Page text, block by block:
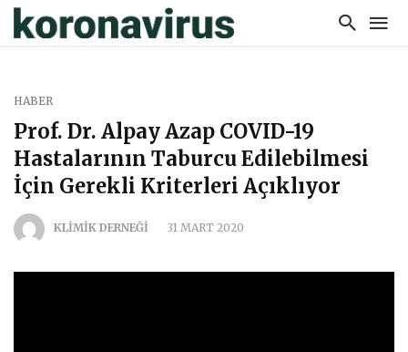
HABER
Prof. Dr. Alpay Azap COVID-19
Hastalarının Taburcu Edilebilmesi
İçin Gerekli Kriterleri Açıklıyor
KLİMİK DERNEĞİ 31 MART 2020